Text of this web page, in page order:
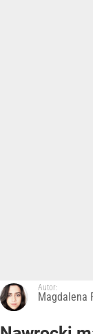
Autor:
Magdalena